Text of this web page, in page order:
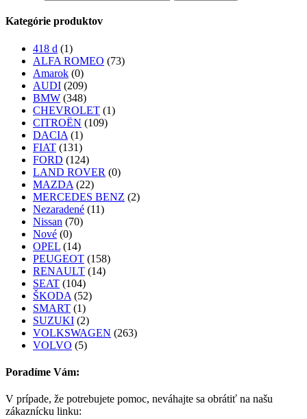
Kategórie produktov
418 d (1)
ALFA ROMEO (73)
Amarok (0)
AUDI (209)
BMW (348)
CHEVROLET (1)
CITROËN (109)
DACIA (1)
FIAT (131)
FORD (124)
LAND ROVER (0)
MAZDA (22)
MERCEDES BENZ (2)
Nezaradené (11)
Nissan (70)
Nové (0)
OPEL (14)
PEUGEOT (158)
RENAULT (14)
SEAT (104)
ŠKODA (52)
SMART (1)
SUZUKI (2)
VOLKSWAGEN (263)
VOLVO (5)
Poradíme Vám:
V prípade, že potrebujete pomoc, neváhajte sa obrátiť na našu
zákaznícku linku: